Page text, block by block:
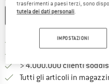
ANNOTA
Porto franco da 69 € (IT)
> 4.000.000 clienti
Tutti gli articoli in
trasferimenti a paesi terzi, sono
tutela dei dati personali.
IMPOSTAZIONI